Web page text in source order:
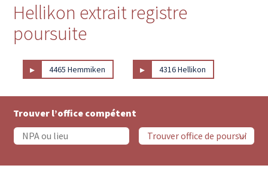
Hellikon extrait registre
poursuite
▸ 4465 Hemmiken ▸ 4316 Hellikon
Trouver l’office compétent